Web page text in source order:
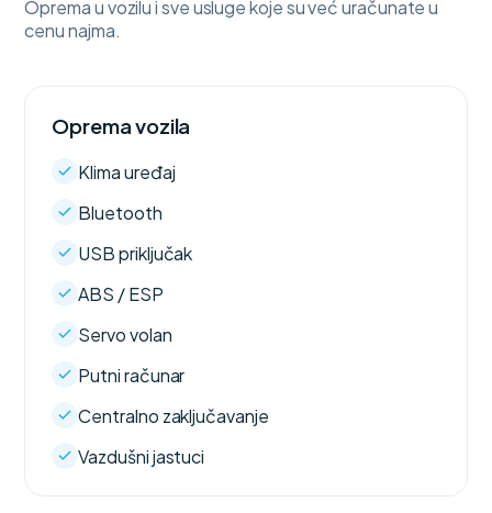
Oprema u vozilu i sve usluge koje su već uračunate u
cenu najma.
Oprema vozila
Klima uređaj
Bluetooth
USB priključak
ABS / ESP
Servo volan
Putni računar
Centralno zaključavanje
Vazdušni jastuci